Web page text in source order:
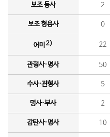
보조 동사 2
보조 형용사 0
어미 2) 22
관형사·명사 50
수사·관형사 5
명사·부사 2
감탄사·명사 10